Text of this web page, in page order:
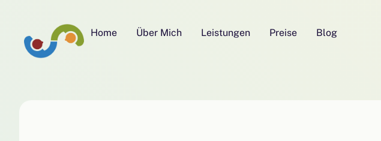
Home Über Mich Leistungen Preise Blog